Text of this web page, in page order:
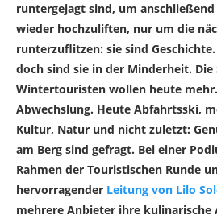
runtergejagt sind, um
wieder hochzuliften, nur um die
runterzuflitzen: sie sind
doch sind sie in der Minderheit. Die
Wintertouristen wollen heute
Abwechslung. Heute Abfahrtsski,
Kultur, Natur und nicht zuletzt:
am Berg sind gefragt. Bei einer
Rahmen der Touristischen Runde
hervorragender Leitung von Lilo
mehrere Anbieter ihre kulinarische